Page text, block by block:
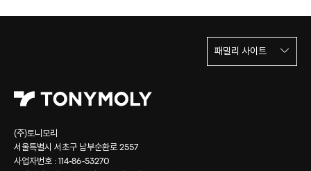
(주)토니모리
서울특별시 서초구 남부순환로 2557
사업자번호 : 114-86-53270
패밀리 사이트